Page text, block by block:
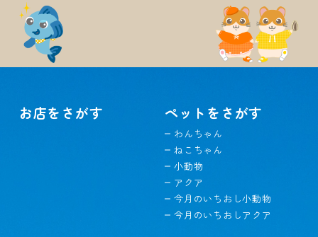
お店をさがす ペットをさがす
わんちゃん
ねこちゃん
小動物
アクア
今月のいちおし小動物
今月のいちおしアクア